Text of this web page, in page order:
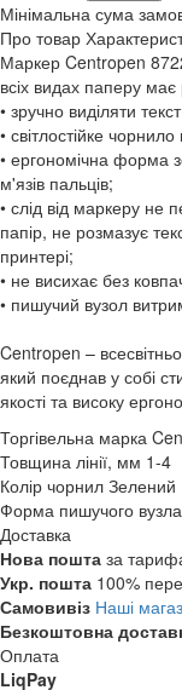
Мінімальна сума
Про товар
Маркер Centropen
всіх видах паперу
• зручно виділяти
• світлостійке
• ергономічна форма
м'язів пальців;
• слід від маркеру не
папір, не розмазує
принтері;
• не висихає без
• пишучий вузол
Centropen –
який поєднав у собі
якості та високу
Торгівельна марка
Товщина лінії, мм 1-4
Колір чорнил Зелений
Форма пишучого вузла
Доставка
Нова пошта за
Укр. пошта 100%
Самовивіз Наші
Безкоштовна
Оплата
LiqPay